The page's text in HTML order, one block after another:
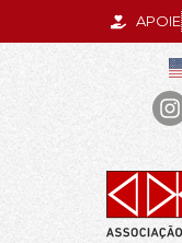
APOIE